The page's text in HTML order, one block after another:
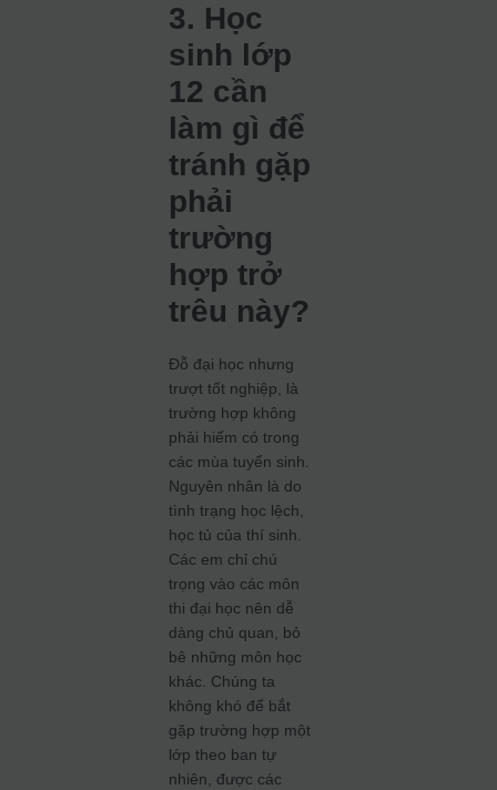
3. Học
sinh lớp
12 cần
làm gì để
tránh gặp
phải
trường
hợp trở
trêu này?
Đỗ đại học nhưng
trượt tốt nghiệp, là
trường hợp không
phải hiếm có trong
các mùa tuyển sinh.
Nguyên nhân là do
tình trạng học lệch,
học tủ của thí sinh.
Các em chỉ chú
trọng vào các môn
thi đại học nên dễ
dàng chủ quan, bỏ
bê những môn học
khác. Chúng ta
không khó để bắt
gặp trường hợp một
lớp theo ban tự
nhiên, được các